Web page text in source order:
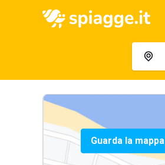
Guarda la mappa